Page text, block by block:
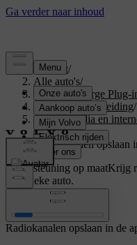
Support/
Alle auto's/
XC40 Recharge
Gebruikershandleiding/
Geluid, media en
Radio/
Radiokanalen opslaan
Ondersteuning op maatKrijg
specifieke auto.
Radiokanalen opslaan in de